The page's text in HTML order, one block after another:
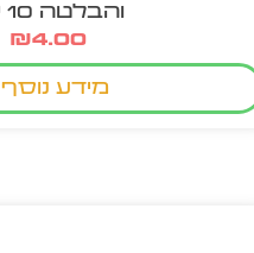
והבלטה 10 יח'
₪4.00
מידע נוסף